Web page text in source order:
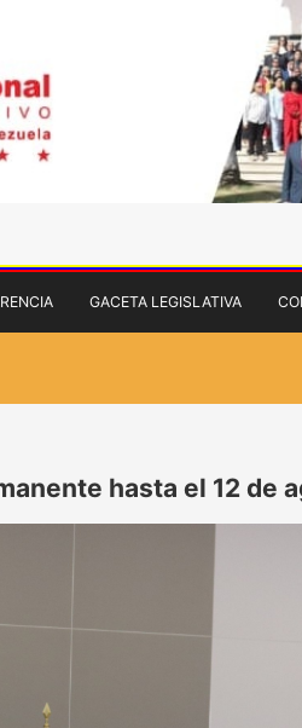
GACETA LEGISLATIVA
hasta el 12 de